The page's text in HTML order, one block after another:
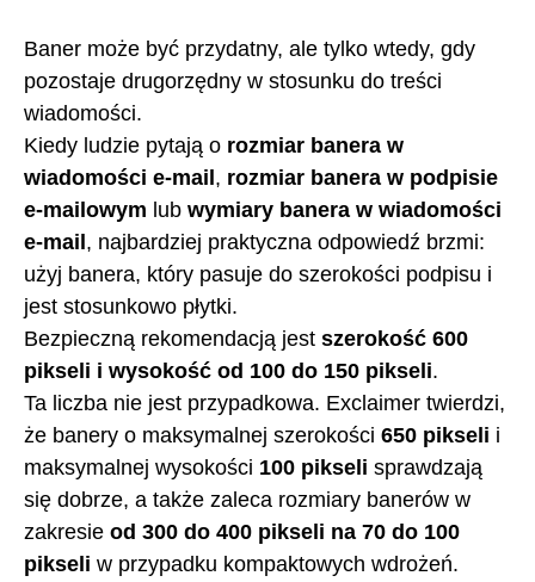
Baner może być przydatny, ale tylko wtedy, gdy
pozostaje drugorzędny w stosunku do treści
wiadomości.
Kiedy ludzie pytają o rozmiar banera w
wiadomości e-mail, rozmiar banera w podpisie
e-mailowym lub wymiary banera w wiadomości
e-mail, najbardziej praktyczna odpowiedź brzmi:
użyj banera, który pasuje do szerokości podpisu i
jest stosunkowo płytki.
Bezpieczną rekomendacją jest szerokość 600
pikseli i wysokość od 100 do 150 pikseli.
Ta liczba nie jest przypadkowa. Exclaimer twierdzi,
że banery o maksymalnej szerokości 650 pikseli i
maksymalnej wysokości 100 pikseli sprawdzają
się dobrze, a także zaleca rozmiary banerów w
zakresie od 300 do 400 pikseli na 70 do 100
pikseli w przypadku kompaktowych wdrożeń.